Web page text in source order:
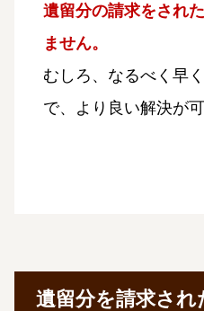
遺留分の請求をされ
ません。
むしろ、なるべく早
で、より良い解決が
遺留分を請求さ